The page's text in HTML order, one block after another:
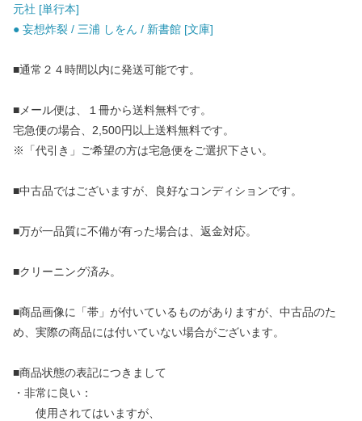
元社 [単行本]
● 妄想炸裂 / 三浦 しをん / 新書館 [文庫]
■通常２４時間以内に発送可能です。
■メール便は、１冊から送料無料です。
宅急便の場合、2,500円以上送料無料です。
※「代引き」ご希望の方は宅急便をご選択下さい。
■中古品ではございますが、良好なコンディションです。
■万が一品質に不備が有った場合は、返金対応。
■クリーニング済み。
■商品画像に「帯」が付いているものがありますが、中古品のた
め、実際の商品には付いていない場合がございます。
■商品状態の表記につきまして
・非常に良い：
使用されてはいますが、